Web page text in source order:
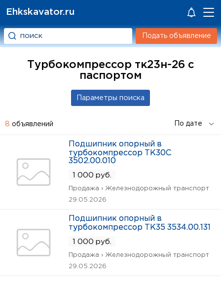
Ehkskavator.ru
Подать объявление
Турбокомпрессор тк23н-26 с
паспортом
8 объявлений
Подшипник опорный в
турбокомпрессор ТК30С
3502.00.010
1 000 руб.
Продажа › Железнодорожный транспорт
29.05.2026
Подшипник опорный в
турбокомпрессор ТК35 3534.00.131
1 000 руб.
Продажа › Железнодорожный транспорт
29.05.2026